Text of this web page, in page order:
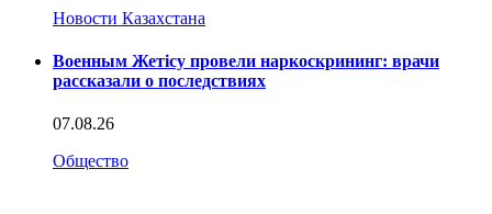
Новости Казахстана
Военным Жетісу провели наркоскрининг: врачи
рассказали о последствиях
07.08.26
Общество